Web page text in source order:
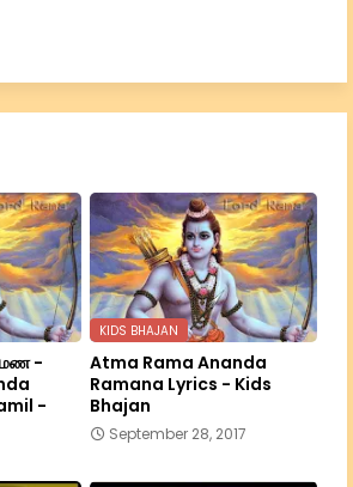
-
-
KIDS BHAJAN
Atma Rama Ananda
Ramana Lyrics - Kids
Bhajan
September 28, 2017